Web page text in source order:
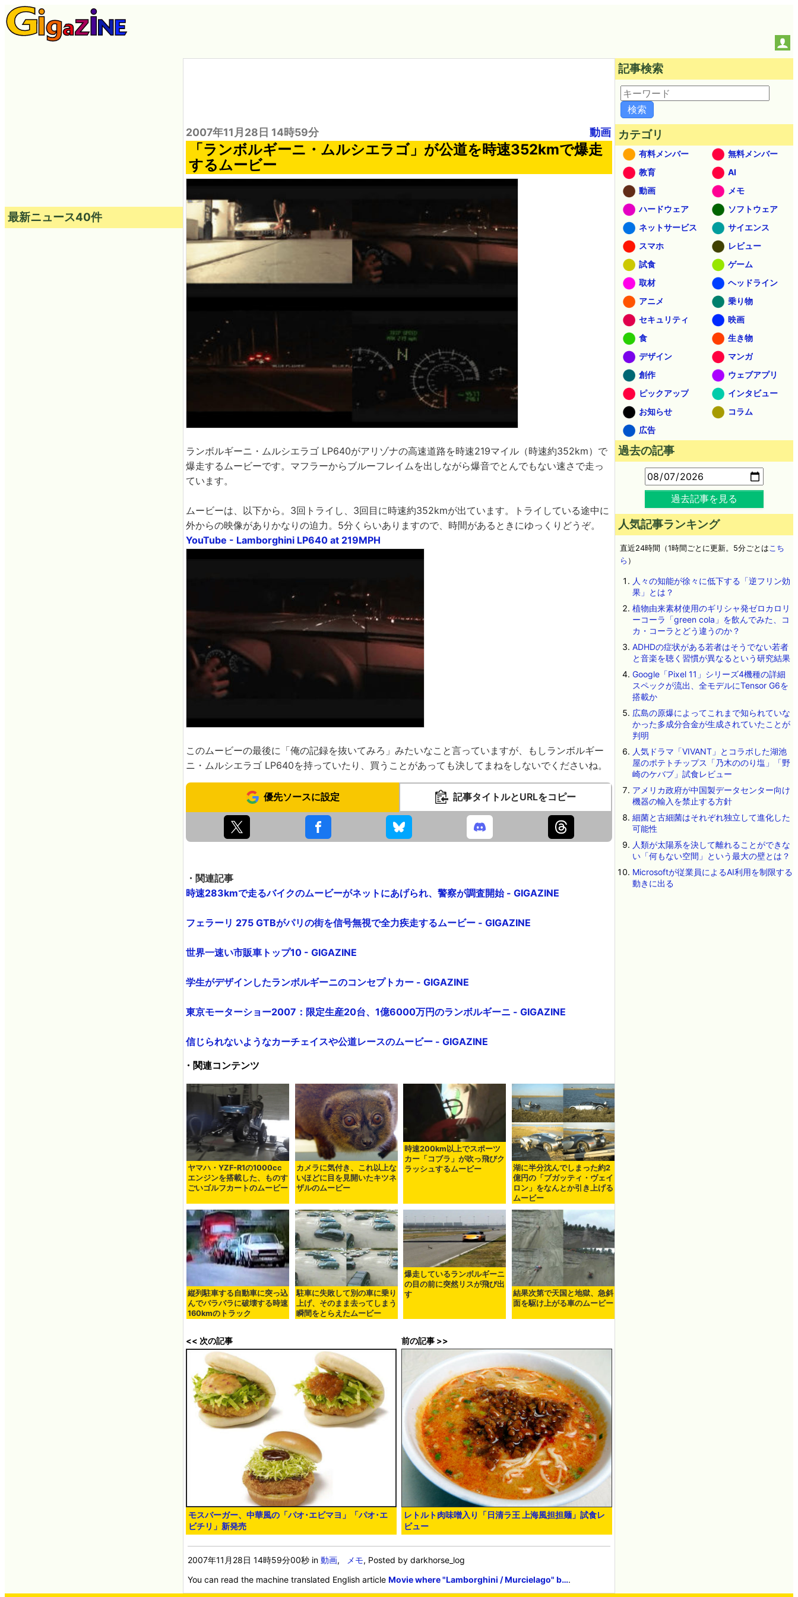
2007年11月28日 14時59分 動画
「ランボルギーニ・ムルシエラゴ」が公道を時速352kmで爆走
するムービー
ランボルギーニ・ムルシエラゴ LP640がアリゾナの高速道路を時速219マイル（時速約352km）で
爆走するムービーです。マフラーからブルーフレイムを出しながら爆音でとんでもない速さで走っ
ています。
ムービーは、以下から。3回トライし、3回目に時速約352kmが出ています。トライしている途中に
外からの映像がありかなりの迫力。5分くらいありますので、時間があるときにゆっくりどうぞ。
YouTube - Lamborghini LP640 at 219MPH
このムービーの最後に「俺の記録を抜いてみろ」みたいなこと言っていますが、もしランボルギー
ニ・ムルシエラゴ LP640を持っていたり、買うことがあっても決してまねをしないでくださいね。
優先ソースに設定 記事タイトルとURLをコピー
・関連記事
時速283kmで走るバイクのムービーがネットにあげられ、警察が調査開始 - GIGAZINE
フェラーリ 275 GTBがパリの街を信号無視で全力疾走するムービー - GIGAZINE
世界一速い市販車トップ10 - GIGAZINE
学生がデザインしたランボルギーニのコンセプトカー - GIGAZINE
東京モーターショー2007：限定生産20台、1億6000万円のランボルギーニ - GIGAZINE
信じられないようなカーチェイスや公道レースのムービー - GIGAZINE
・関連コンテンツ
ヤマハ・YZF-R1の1000cc
エンジンを搭載した、ものす
ごいゴルフカートのムービー
カメラに気付き、これ以上な
いほどに目を見開いたキツネ
ザルのムービー
時速200km以上でスポーツ
カー「コブラ」が吹っ飛びク
ラッシュするムービー
湖に半分沈んでしまった約2
億円の「ブガッティ・ヴェイ
ロン」をなんとか引き上げる
ムービー
縦列駐車する自動車に突っ込
んでバラバラに破壊する時速
160kmのトラック
駐車に失敗して別の車に乗り
上げ、そのまま去ってしまう
瞬間をとらえたムービー
爆走しているランボルギーニ
の目の前に突然リスが飛び出
す
結果次第で天国と地獄、急斜
面を駆け上がる車のムービー
<< 次の記事
モスバーガー、中華風の「パオ･エビマヨ」「パオ･エ
ビチリ」新発売
前の記事 >>
レトルト肉味噌入り「日清ラ王 上海風担担麺」試食レ
ビュー
2007年11月28日 14時59分00秒 in動画, メモ, Posted by darkhorse_log
You can read the machine translated English articleMovie where "Lamborghini / Murcielago" b….
最新ニュース40件
記事検索
カテゴリ
有料メンバー
無料メンバー
教育
AI
動画
メモ
ハードウェア
ソフトウェア
ネットサービス
サイエンス
スマホ
レビュー
試食
ゲーム
取材
ヘッドライン
アニメ
乗り物
セキュリティ
映画
食
生き物
デザイン
マンガ
創作
ウェブアプリ
ピックアップ
インタビュー
お知らせ
コラム
広告
過去の記事
過去記事を見る
人気記事ランキング
直近24時間（1時間ごとに更新。5分ごとはこち
ら ）
人々の知能が徐々に低下する「逆フリン効
果」とは？
植物由来素材使用のギリシャ発ゼロカロリ
ーコーラ「green cola」を飲んでみた、コ
カ・コーラとどう違うのか？
ADHDの症状がある若者はそうでない若者
と音楽を聴く習慣が異なるという研究結果
Google「Pixel 11」シリーズ4機種の詳細
スペックが流出、全モデルにTensor G6を
搭載か
広島の原爆によってこれまで知られていな
かった多成分合金が生成されていたことが
判明
人気ドラマ「VIVANT」とコラボした湖池
屋のポテトチップス「乃木ののり塩」「野
崎のケバブ」試食レビュー
アメリカ政府が中国製データセンター向け
機器の輸入を禁止する方針
細菌と古細菌はそれぞれ独立して進化した
可能性
人類が太陽系を決して離れることができな
い「何もない空間」という最大の壁とは？
Microsoftが従業員によるAI利用を制限する
動きに出る